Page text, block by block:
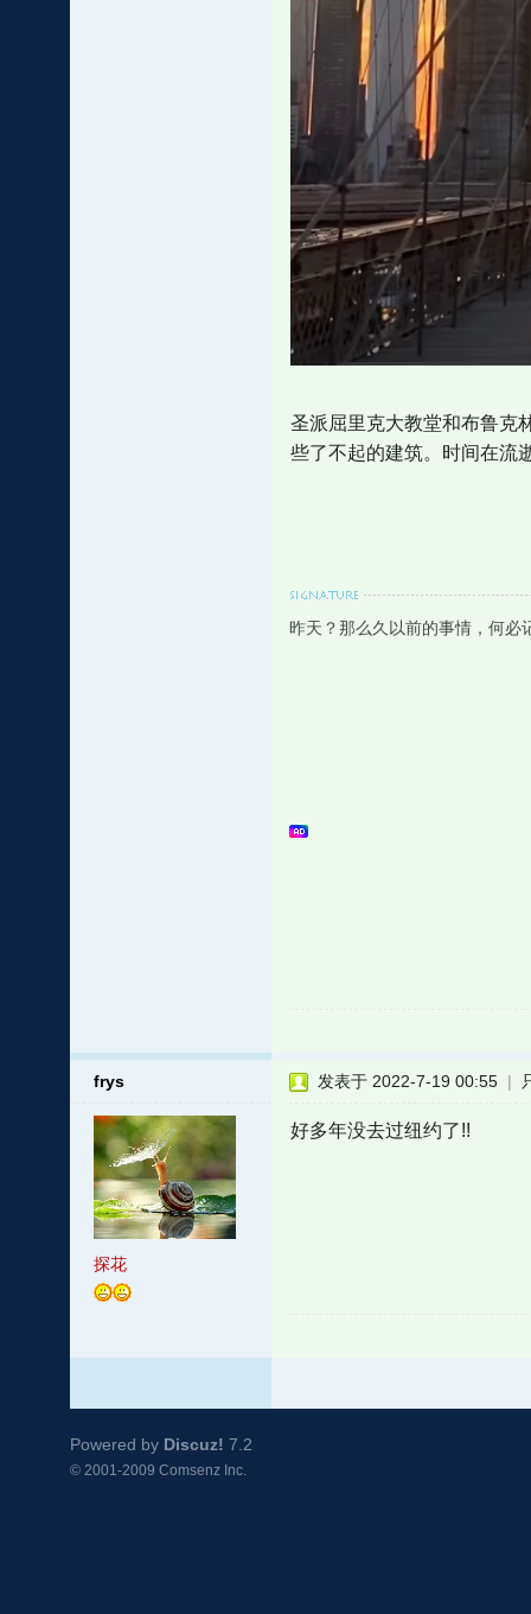
圣派屈里克大教堂和布鲁克
些了不起的建筑。时间在流
昨天？那么久以前的事情，何必
frys
探花
发表于 2022-7-19 00:55 |
好多年没去过纽约了!!
Powered by Discuz! 7.2
© 2001-2009 Comsenz Inc.